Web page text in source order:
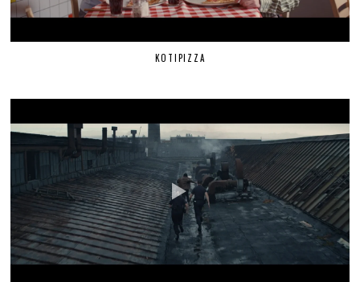
KOTIPIZZA